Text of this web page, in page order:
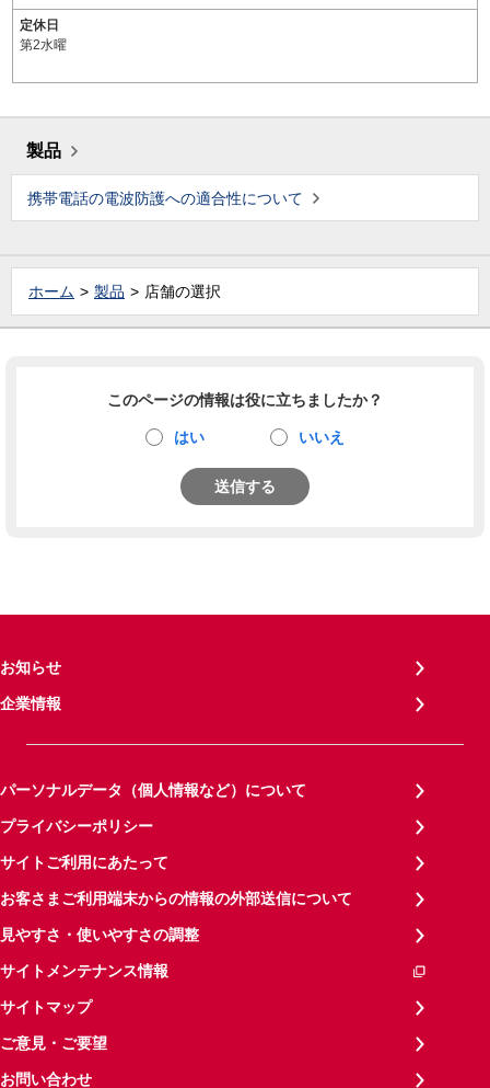
定休日
第2水曜
製品
携帯電話の電波防護への適合性について
ホーム 製品 店舗の選択
このページの情報は役に立ちましたか？
はい いいえ
送信する
お知らせ
企業情報
パーソナルデータ（個人情報など）について
プライバシーポリシー
サイトご利用にあたって
お客さまご利用端末からの情報の外部送信について
見やすさ・使いやすさの調整
サイトメンテナンス情報
サイトマップ
ご意見・ご要望
お問い合わせ